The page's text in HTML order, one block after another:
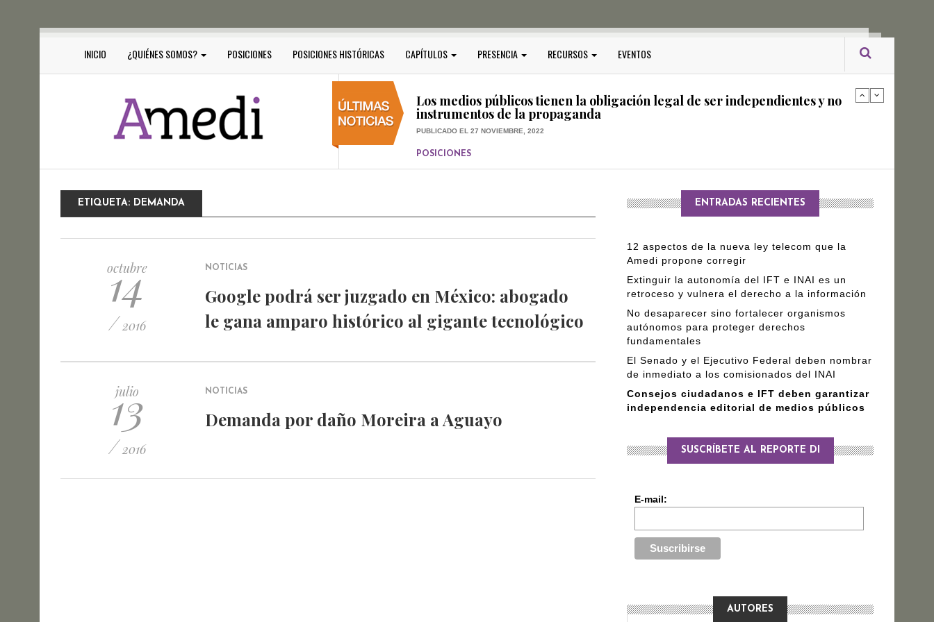
INICIO ¿QUIÉNES SOMOS? POSICIONES POSICIONES HISTÓRICAS CAPÍTULOS PRESENCIA RECURSOS EVENTOS
PUBLICADO EL 17 DICIEMBRE, 2022
Los medios públicos tienen la obligación legal de ser independientes y no
instrumentos de la propaganda
PUBLICADO EL 27 NOVIEMBRE, 2022
POSICIONES
Consejos ciudadanos e IFT deben garantizar independencia editorial de
ETIQUETA: DEMANDA
octubre
14
/ 2016
NOTICIAS
Google podrá ser juzgado en México: abogado
le gana amparo histórico al gigante tecnológico
julio
13
/ 2016
NOTICIAS
Demanda por daño Moreira a Aguayo
ENTRADAS RECIENTES
12 aspectos de la nueva ley telecom que la
Amedi propone corregir
Extinguir la autonomía del IFT e INAI es un
retroceso y vulnera el derecho a la información
No desaparecer sino fortalecer organismos
autónomos para proteger derechos
fundamentales
El Senado y el Ejecutivo Federal deben nombrar
de inmediato a los comisionados del INAI
Consejos ciudadanos e IFT deben garantizar
independencia editorial de medios públicos
SUSCRÍBETE AL REPORTE DI
E-mail:
AUTORES